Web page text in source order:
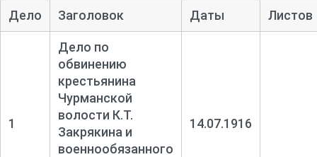
Дело Заголовок Даты Листов
1
Дело по
обвинению
крестьянина
Чурманской
волости К.Т.
Закрякина и
военнообязанного
14.07.1916